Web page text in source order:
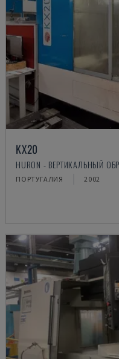
KX20
HURON - ВЕРТИКАЛЬНЫЙ
ПОРТУГАЛИЯ 2002